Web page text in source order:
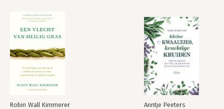
Robin Wall Kimmerer Anntje Peeters